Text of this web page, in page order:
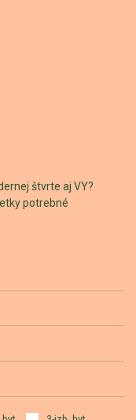
štvrte aj VY?
potrebné